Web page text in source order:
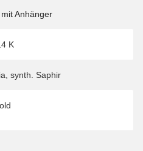
Anhänger
K
synth. Saphir